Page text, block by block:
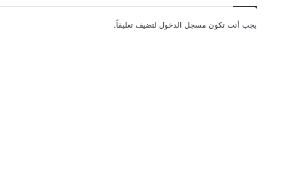
يجب أنت تكون مسجل الدخول لتضيف تعليقاً.